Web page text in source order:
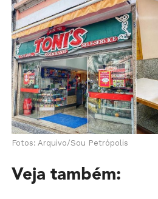
Fotos: Arquivo/Sou Petrópolis
Veja também: